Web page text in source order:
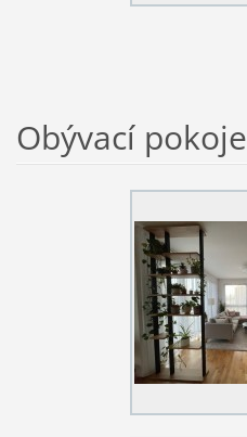
Obývací pokoje